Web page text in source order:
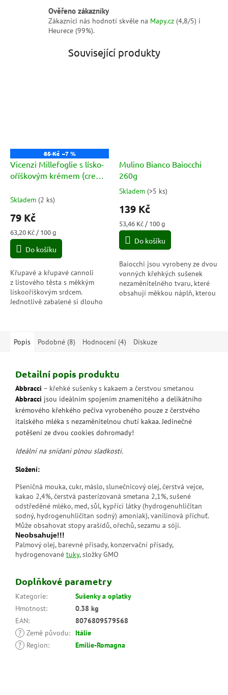
Ověřeno zákazníky
Zákazníci nás hodnotí skvěle na Mapy.cz (4,8/5) i
Heurece (99%).
Související produkty
85 Kč –7 %
Vicenzi Millefoglie s lísko-
oříškovým krémem (crema
Skladem (2 ks)
79 Kč
Měrná
cena:
63,20 Kč / 100 g
Do košíku
Křupavé a křupavé cannoli
z listového těsta s měkkým
lískooříškovým srdcem.
Jednotlivě zabalené si dlouho
Mulino Bianco Baiocchi
260g
Průměrné
hodnocení
produktu
je
5,0
5
hvězdiček.
Skladem (>5 ks)
139 Kč
Měrná
cena:
53,46 Kč / 100 g
Do košíku
Baiocchi jsou vyrobeny ze dvou
vonných křehkých sušenek
nezaměnitelného tvaru, které
obsahují měkkou náplň, kterou
Popis Podobné (8) Hodnocení (4) Diskuze
Detailní popis produktu
Abbracci – křehké sušenky s kakaem a čerstvou smetanou
Abbracci jsou ideálním spojením znamenitého a delikátního
krémového křehkého pečiva vyrobeného pouze z čerstvého
italského mléka s nezaměnitelnou chutí kakaa. Jedinečné
potěšení ze dvou cookies dohromady!
Ideální na snídani plnou sladkosti.
Složení:
Pšeničná mouka, cukr, máslo, slunečnicový olej, čerstvá vejce,
kakao 2,4%, čerstvá pasterizovaná smetana 2,1%, sušené
odstředěné mléko, med, sůl, kypřící látky (hydrogenuhličitan
sodný, hydrogenuhličitan sodný) amoniak), vanilinová příchuť.
Může obsahovat stopy arašídů, ořechů, sezamu a sóji.
Neobsahuje!!!
Palmový olej, barevné přísady, konzervační přísady,
hydrogenované tuky, složky GMO
Doplňkové parametry
Kategorie:
Sušenky a oplatky
Hmotnost:
0.38 kg
EAN:
8076809579568
? Země původu:
Itálie
?
Region: Emilie-Romagna